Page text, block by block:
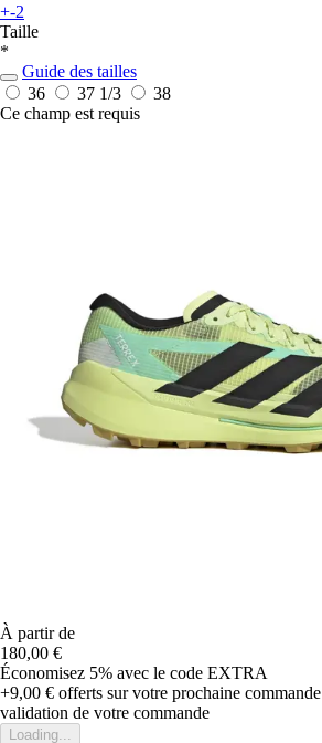
+-2
Taille
*
Guide des tailles
36
37 1/3
38
Ce champ est requis
À partir de
180,00 €
Économisez 5% avec le code EXTRA
+9,00 € offerts sur votre prochaine commande
validation de votre commande
Loading...